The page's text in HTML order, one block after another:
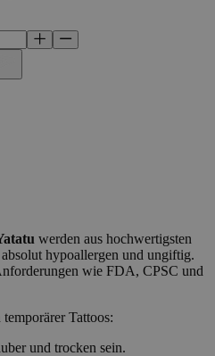
werden aus hochwertigsten
hypoallergen und ungiftig.
wie FDA, CPSC und
Tattoos:
und trocken sein.